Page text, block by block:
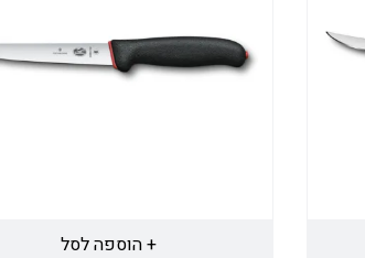
את
האפשרויות
+ הוספה לסל